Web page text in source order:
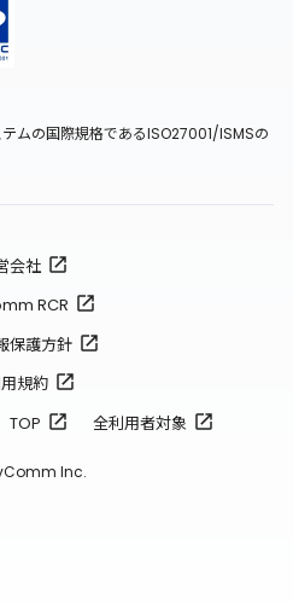
ムの国際規格であるISO27001/ISMSの
会社
RCR
保護方針
規約
TOP
全利用者対象
Inc.